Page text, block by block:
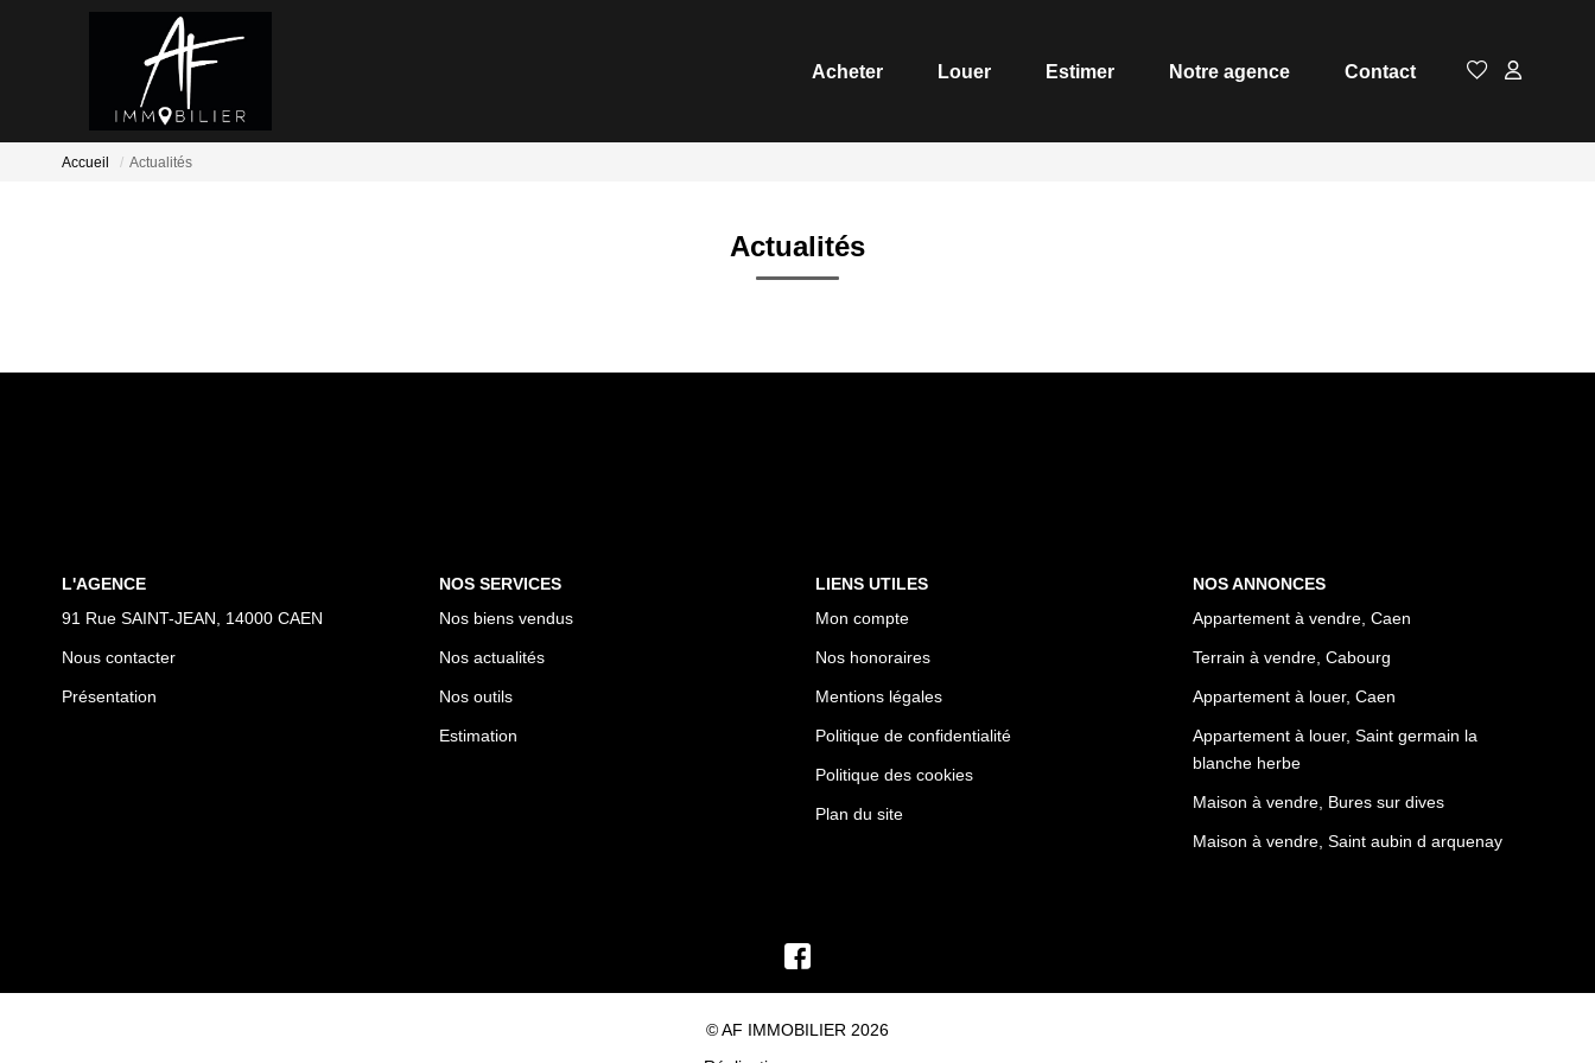
Acheter Louer Estimer Notre agence Contact
Accueil Actualités
Actualités
L'AGENCE
91 Rue SAINT-JEAN, 14000 CAEN
Nous contacter
Présentation
NOS SERVICES
Nos biens vendus
Nos actualités
Nos outils
Estimation
LIENS UTILES
Mon compte
Nos honoraires
Mentions légales
Politique de confidentialité
Politique des cookies
Plan du site
NOS ANNONCES
Appartement à vendre, Caen
Terrain à vendre, Cabourg
Appartement à louer, Caen
Appartement à louer, Saint germain la
blanche herbe
Maison à vendre, Bures sur dives
Maison à vendre, Saint aubin d arquenay
© AF IMMOBILIER 2026